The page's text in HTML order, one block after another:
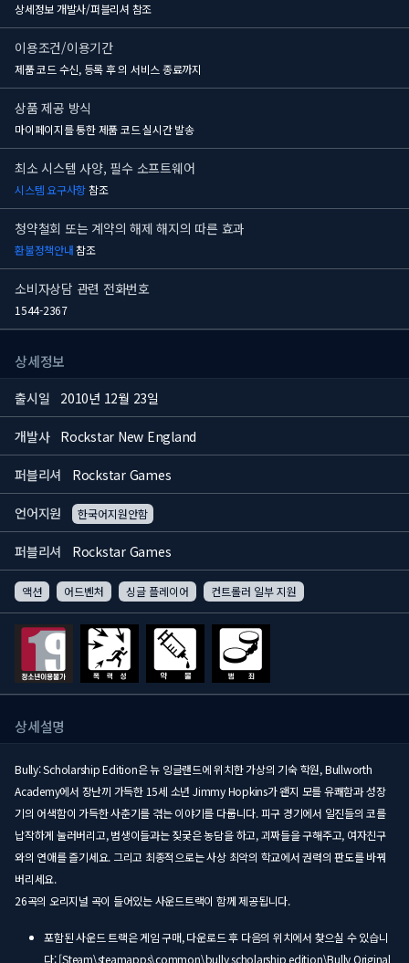
상세정보 개발사/퍼블리셔 참조
이용조건/이용기간
제품 코드 수신, 등록 후의 서비스 종료까지
상품 제공 방식
마이페이지를 통한 제품 코드 실시간 발송
최소 시스템 사양, 필수 소프트웨어
시스템 요구사항참조
청약철회 또는 계약의 해제 해지의 따른 효과
환불정책안내참조
소비자상담 관련 전화번호
1544-2367
상세정보
출시일 2010년 12월 23일
개발사 Rockstar New England
퍼블리셔 Rockstar Games
언어지원 한국어지원안함
퍼블리셔 Rockstar Games
액션 어드벤처 싱글 플레이어 컨트롤러 일부 지원
상세설명
Bully: Scholarship Edition은 뉴 잉글랜드에 위치한 가상의 기숙 학원, Bullworth
Academy에서 장난끼 가득한 15세 소년 Jimmy Hopkins가 왠지 모를 유쾌함과 성장
기의 어색함이 가득한 사춘기를 겪는 이야기를 다룹니다. 피구 경기에서 일진들의 코를
납작하게 눌러버리고, 범생이들과는 짖궂은 농담을 하고, 괴짜들을 구해주고, 여자친구
와의 연애를 즐기세요. 그리고 최종적으로는 사상 최악의 학교에서 권력의 판도를 바꿔
버리세요.
26곡의 오리지널 곡이 들어있는 사운드트랙이 함께 제공됩니다.
포함된 사운드 트랙은 게임 구매, 다운로드 후 다음의 위치에서 찾으실 수 있습니
다: [Steam\steamapps\common\bully scholarship edition\Bully Original